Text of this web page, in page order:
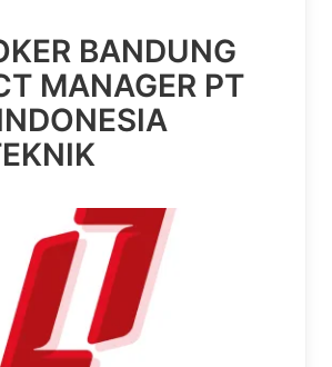
BANDUNG
MANAGER PT